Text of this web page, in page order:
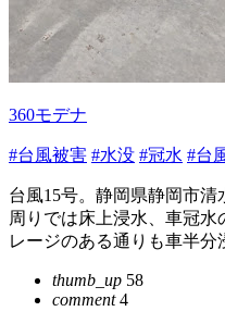
360モデナ
#台風被害 #水没 #冠水 #台
台風15号。静岡県静岡市清
周りでは床上浸水、車冠
レージのある通りも車半分
thumb_up 58
comment4